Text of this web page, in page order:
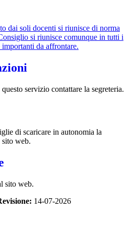
dai soli docenti si riunisce di norma
si riunisce comunque in tutti i
da affrontare.
servizio contattare la segreteria.
di scaricare in autonomia la
sito web.
sito web.
14-07-2026